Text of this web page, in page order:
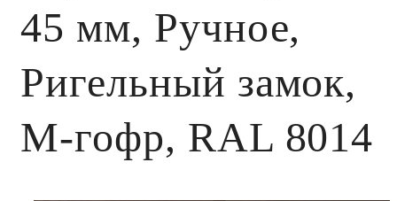
45 мм, Ручное,
Ригельный замок,
M-гофр, RAL 8014